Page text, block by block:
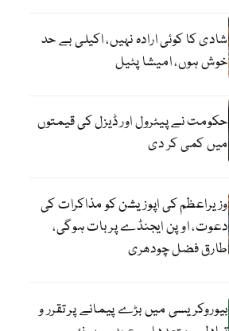
شادی کا کوئی ارادہ نہیں، اکیلی بے حد
خوش ہوں، امیشا پٹیل
حکومت نے پیٹرول اور ڈیزل کی قیمتوں
میں کمی کر دی
وزیراعظم کی اپوزیشن کو مذاکرات کی
دعوت، اوپن ایجنڈے پر بات ہوگی،
طارق فضل چودھری
بیوروکریسی میں بڑے پیمانے پر تقرر و